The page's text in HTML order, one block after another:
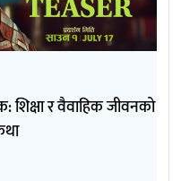
शिक्षा र वैवाहिक जीवनको